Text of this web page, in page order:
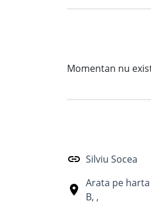
Momentan nu
Silviu Socea
Arata pe harta
B, ,